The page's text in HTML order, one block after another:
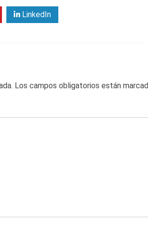
LinkedIn
Los campos obligatorios están